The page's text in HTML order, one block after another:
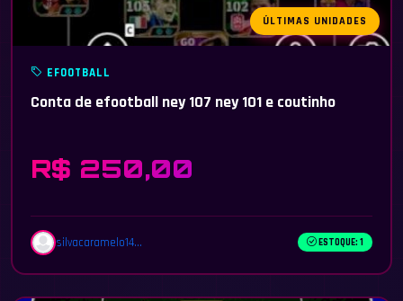
ÚLTIMAS UNIDADES
EFOOTBALL
Conta de efootball ney 107 ney 101 e coutinho
R$ 250,00
silvacaramelo14... ESTOQUE: 1